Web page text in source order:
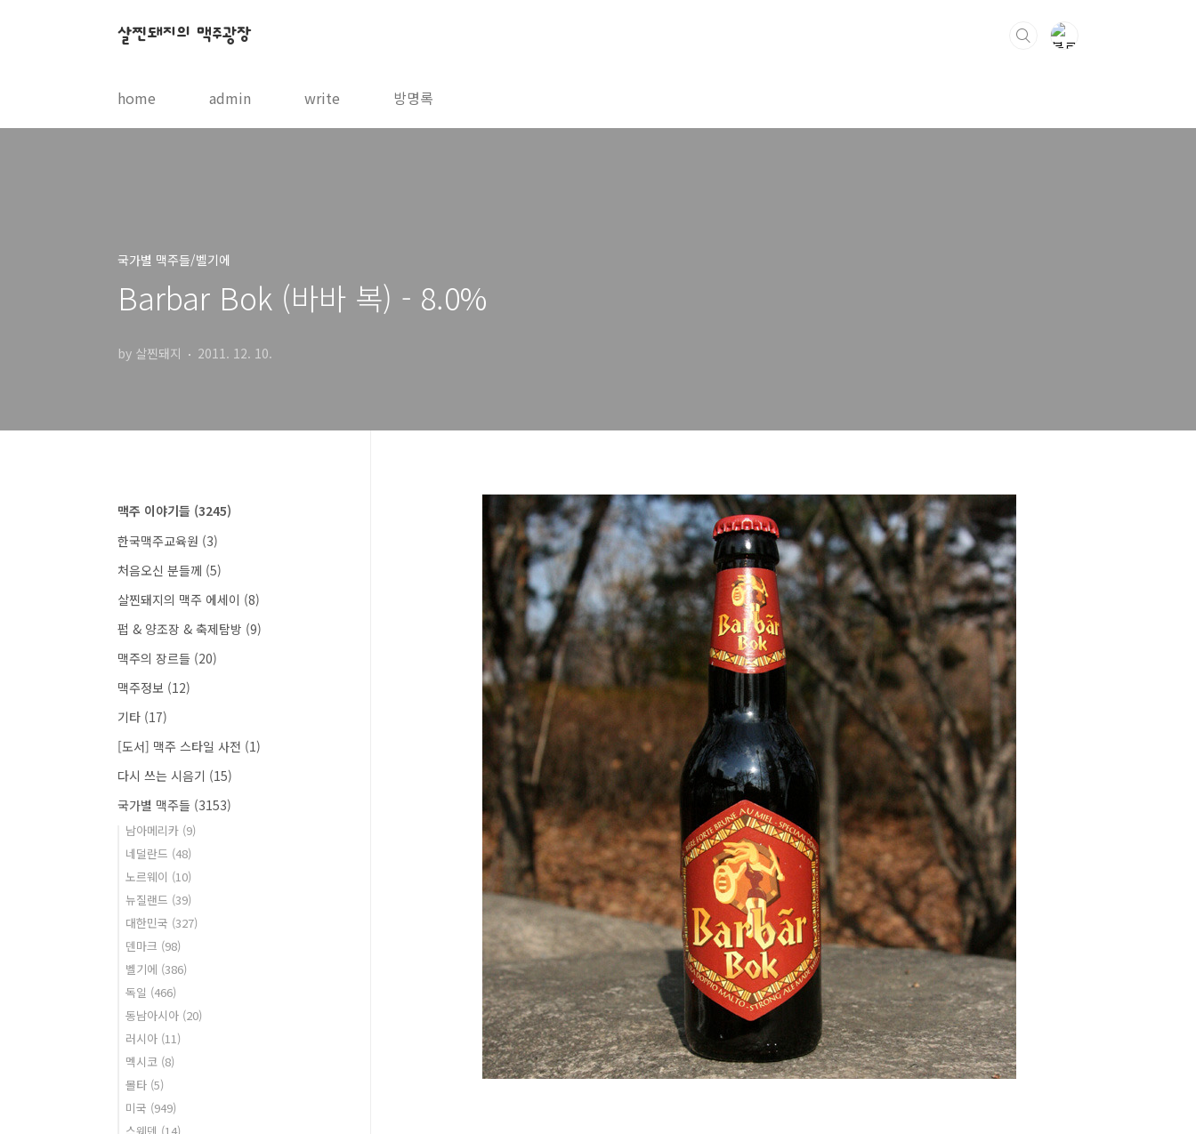
살찐돼지의 맥주광장
home admin write 방명록
국가별 맥주들/벨기에
Barbar Bok (바바 복) - 8.0%
by 살찐돼지 2011. 12. 10.
맥주 이야기들 (3245)
한국맥주교육원 (3)
처음오신 분들께 (5)
살찐돼지의 맥주 에세이 (8)
펍 & 양조장 & 축제탐방 (9)
맥주의 장르들 (20)
맥주정보 (12)
기타 (17)
[도서] 맥주 스타일 사전 (1)
다시 쓰는 시음기 (15)
국가별 맥주들 (3153)
남아메리카 (9)
네덜란드 (48)
노르웨이 (10)
뉴질랜드 (39)
대한민국 (327)
덴마크 (98)
벨기에 (386)
독일 (466)
동남아시아 (20)
러시아 (11)
멕시코 (8)
몰타 (5)
미국 (949)